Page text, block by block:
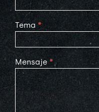
Tema *
Mensaje *